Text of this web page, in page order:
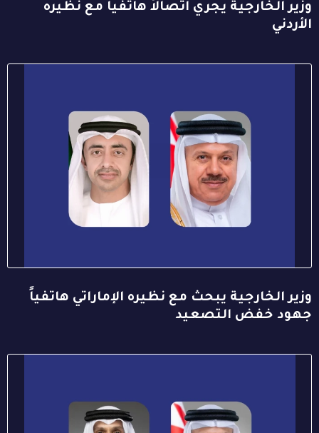
وزير الخارجية يجري اتصالاً هاتفياً مع نظيره
الأردني
وزير الخارجية يبحث مع نظيره الإماراتي هاتفياً
جهود خفض التصعيد